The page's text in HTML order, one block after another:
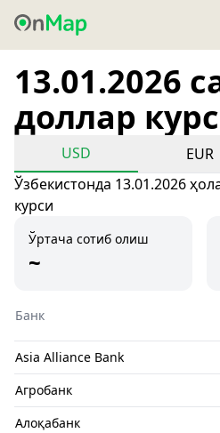
13.01.2026
доллар
USD EUR
Ўзбекистонда 13.01.2026
курси
Ўртача сотиб олиш
~
Банк
Asia Alliance Bank
Агробанк
Алоқабанк